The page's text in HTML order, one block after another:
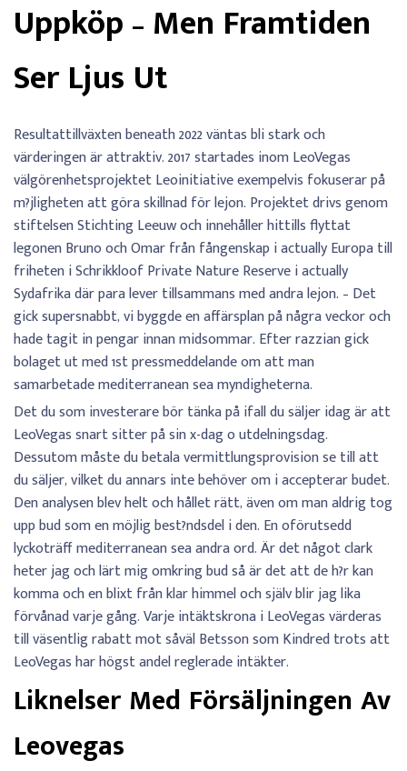
Uppköp – Men Framtiden
Ser Ljus Ut
Resultattillväxten beneath 2022 väntas bli stark och
värderingen är attraktiv. 2017 startades inom LeoVegas
välgörenhetsprojektet Leoinitiative exempelvis fokuserar på
m?jligheten att göra skillnad för lejon. Projektet drivs genom
stiftelsen Stichting Leeuw och innehåller hittills flyttat
legonen Bruno och Omar från fångenskap i actually Europa till
friheten i Schrikkloof Private Nature Reserve i actually
Sydafrika där para lever tillsammans med andra lejon. – Det
gick supersnabbt, vi byggde en affärsplan på några veckor och
hade tagit in pengar innan midsommar. Efter razzian gick
bolaget ut med 1st pressmeddelande om att man
samarbetade mediterranean sea myndigheterna.
Det du som investerare bör tänka på ifall du säljer idag är att
LeoVegas snart sitter på sin x-dag o utdelningsdag.
Dessutom måste du betala vermittlungsprovision se till att
du säljer, vilket du annars inte behöver om i accepterar budet.
Den analysen blev helt och hållet rätt, även om man aldrig tog
upp bud som en möjlig best?ndsdel i den. En oförutsedd
lyckoträff mediterranean sea andra ord. Är det något clark
heter jag och lärt mig omkring bud så är det att de h?r kan
komma och en blixt från klar himmel och själv blir jag lika
förvånad varje gång. Varje intäktskrona i LeoVegas värderas
till väsentlig rabatt mot såväl Betsson som Kindred trots att
LeoVegas har högst andel reglerade intäkter.
Liknelser Med Försäljningen Av
Leovegas